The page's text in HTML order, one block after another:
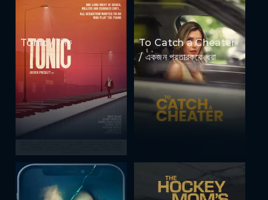
Tonic / টনিক
To Catch a Cheater
/ একজন প্রতারককে ধরা